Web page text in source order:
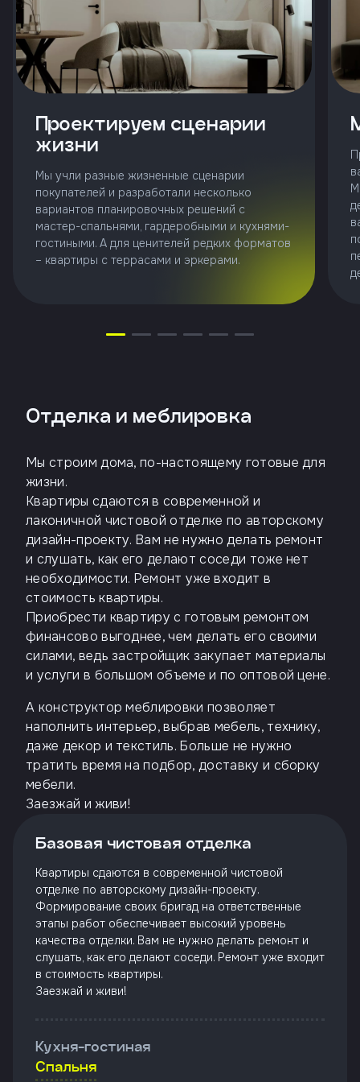
Проектируем сценарии
жизни
Мы учли разные жизненные сценарии
покупателей и разработали несколько
вариантов планировочных решений с
мастер-спальнями, гардеробными и кухнями-
гостиными. А для ценителей редких форматов
– квартиры с террасами и эркерами.
Отделка и меблировка
Мы строим дома, по-настоящему готовые для
жизни.
Квартиры сдаются в современной и
лаконичной чистовой отделке по авторскому
дизайн-проекту. Вам не нужно делать ремонт
и слушать, как его делают соседи тоже нет
необходимости. Ремонт уже входит в
стоимость квартиры.
Приобрести квартиру с готовым ремонтом
финансово выгоднее, чем делать его своими
силами, ведь застройщик закупает материалы
и услуги в большом объеме и по оптовой цене.
А конструктор меблировки позволяет
наполнить интерьер, выбрав мебель, технику,
даже декор и текстиль. Больше не нужно
тратить время на подбор, доставку и сборку
мебели.
Заезжай и живи!
Базовая чистовая отделка
Квартиры сдаются в современной чистовой
отделке по авторскому дизайн-проекту.
Формирование своих бригад на ответственные
этапы работ обеспечивает высокий уровень
качества отделки. Вам не нужно делать ремонт и
слушать, как его делают соседи. Ремонт уже входит
в стоимость квартиры.
Заезжай и живи!
Кухня-гостиная
Спальня
Клиент
ФИО
Телефон
Добавить
участника
Агент
Введите название агенства
согласен
на
персональных
данных
и
с
условиями
политики
конфиденциальности
Откликнуться
Телефон
Добавьте файл резюме
обработку
персональных
данных